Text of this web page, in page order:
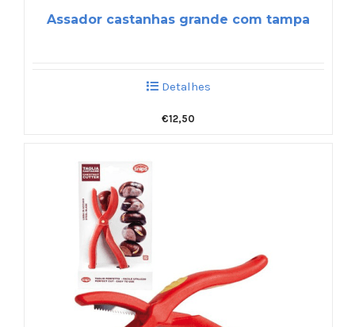
Assador castanhas grande com tampa
Detalhes
€12,50